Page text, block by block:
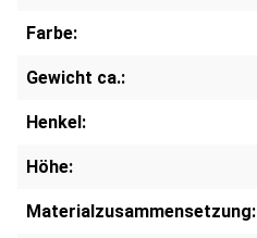
Farbe:
Gewicht ca.:
Henkel:
Höhe:
Materialzusammensetzung: